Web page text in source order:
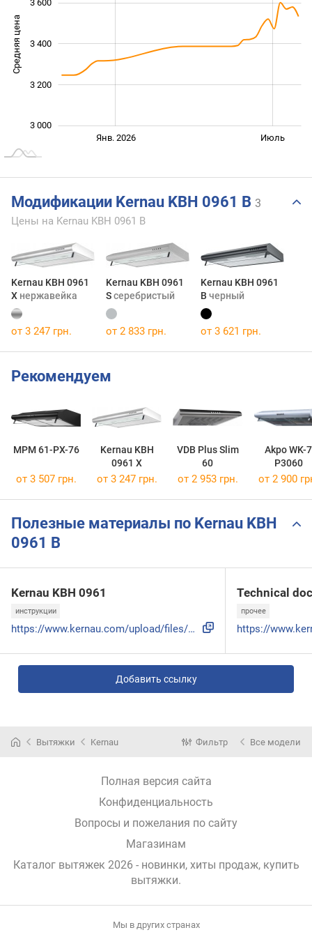
Средняя цена 3 000
3 000
3 200
3 400
3 600
Янв. 2026 Июль
Модификации Kernau KBH 0961 B 3
Цены на Kernau KBH 0961 B
Kernau KBH 0961
X нержавейка
Kernau KBH 0961
Sсеребристый
Kernau KBH 0961
B черный
от 3 247 грн. от 2 833 грн. от 3 621 грн.
Рекомендуем
MPM 61-PX-76
Kernau KBH
0961 X
VDB Plus Slim
60
Akpo WK-7
P3060
от 3 507 грн. от 3 247 грн. от 2 953 грн. от 2 900
Полезные материалы по Kernau KBH
0961 B
Kernau KBH 0961
инструкции
https://www.kernau.com/upload/files/produkty/1724/instrukcj...
Technical
прочее
Добавить ссылку
Вытяжки Kernau Фильтр Все модели
Полная версия сайта
Конфиденциальность
Вопросы и пожелания по сайту
Магазинам
Каталог вытяжек 2026 - новинки, хиты продаж, купить
вытяжки.
Мы в других странах